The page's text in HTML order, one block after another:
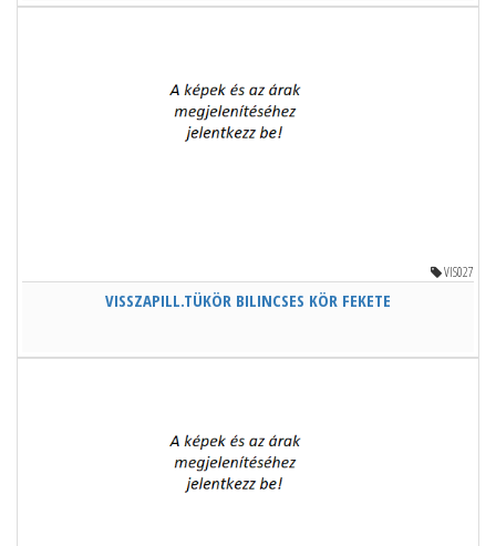
VIS027
VISSZAPILL.TÜKÖR BILINCSES KÖR FEKETE